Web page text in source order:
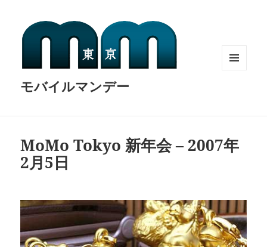
モバイルマンデー
MoMo Tokyo 新年会 – 2007年
2月5日